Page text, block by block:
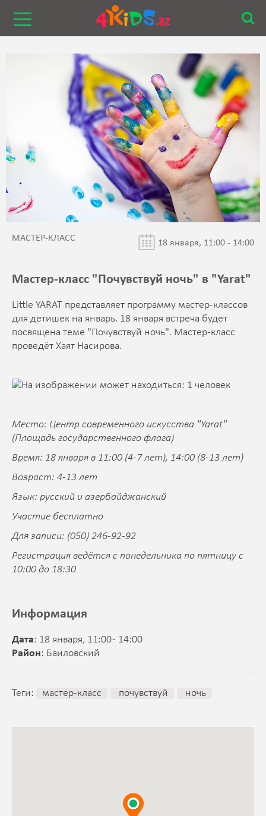
МАСТЕР-КЛАСС 18 января, 11:00 - 14:00
Мастер-класс "Почувствуй ночь" в "Yarat"
Little YARAT представляет программу мастер-классов
для детишек на январь. 18 января встреча будет
посвящена теме "Почувствуй ночь". Мастер-класс
проведёт Хаят Насирова.
Место: Центр современного искусства "Yarat"
(Площадь государственного флага)
Время: 18 января в 11:00 (4-7 лет), 14:00 (8-13 лет)
Возраст: 4-13 лет
Язык: русский и азербайджанский
Участие бесплатно
Для записи: (050) 246-92-92
Регистрация ведётся с понедельника по пятницу с
10:00 до 18:30
Информация
Дата: 18 января, 11:00 - 14:00
Район: Баиловский
Теги: мастер-класс почувствуй ночь